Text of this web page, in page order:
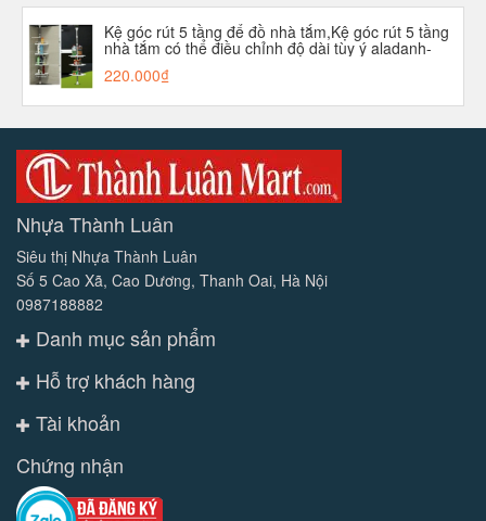
Kệ góc rút 5 tầng để đồ nhà tắm,Kệ góc rút 5 tầng
nhà tắm có thể điều chỉnh độ dài tùy ý aladanh-
220.000₫
Nhựa Thành Luân
Siêu thị Nhựa Thành Luân
Số 5 Cao Xã, Cao Dương, Thanh Oai, Hà Nội
0987188882
Danh mục sản phẩm
Hỗ trợ khách hàng
Tài khoản
Chứng nhận